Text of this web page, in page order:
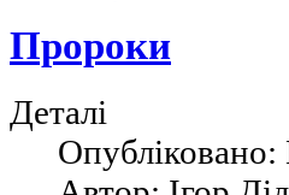
Пророки
Деталі